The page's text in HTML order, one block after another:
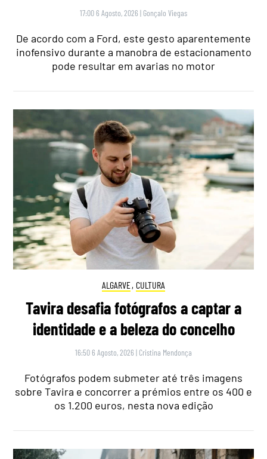
17:00 6 Agosto, 2026 | Gonçalo Viegas
De acordo com a Ford, este gesto aparentemente
inofensivo durante a manobra de estacionamento
pode resultar em avarias no motor
ALGARVE, CULTURA
Tavira desafia fotógrafos a captar a
identidade e a beleza do concelho
16:50 6 Agosto, 2026 | Cristina Mendonça
Fotógrafos podem submeter até três imagens
sobre Tavira e concorrer a prémios entre os 400 e
os 1.200 euros, nesta nova edição